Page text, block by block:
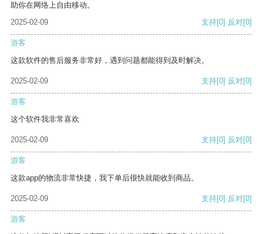
助你在网络上自由移动。
2025-02-09
支持[0] 反对[0]
游客
这款软件的售后服务非常好，遇到问题都能得到及时解决。
2025-02-09 支持[0] 反对[0]
游客
这个软件我非常喜欢
2025-02-09 支持[0] 反对[0]
游客
这款app的物流非常快捷，我下单后很快就能收到商品。
2025-02-09 支持[0] 反对[0]
游客